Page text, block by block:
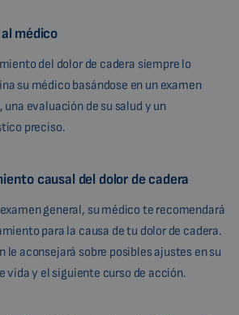
médico
del dolor de cadera siempre lo
su médico basándose en un examen
una evaluación de su salud y un
preciso.
causal del dolor de cadera
general, su médico te recomendará
para la causa de tu dolor de cadera.
le aconsejará sobre posibles ajustes en su
vida y el siguiente curso de acción.